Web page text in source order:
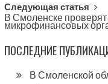
Следующая статья
В Смоленске проверят
микрофинансовых
ПОСЛЕДНИЕ
В Смоленской